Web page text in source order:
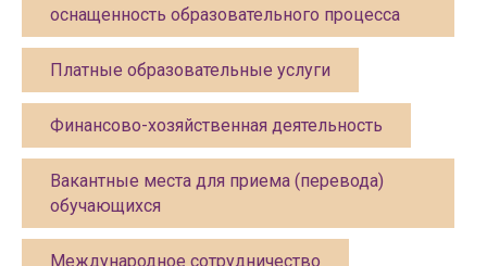
оснащенность образовательного процесса
Платные образовательные услуги
Финансово-хозяйственная деятельность
Вакантные места для приема (перевода)
обучающихся
Международное сотрудничество
Сведения об образовательной
организации
Рособрнадзор
Министерство просвещения РФ
Роспотребнадзор